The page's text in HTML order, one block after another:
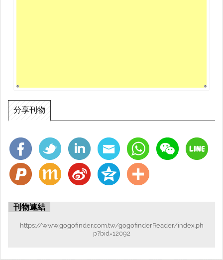
分享刊物
刊物連結
https://www.gogofinder.com.tw/gogofinderReader/index.ph
p?bid=12092